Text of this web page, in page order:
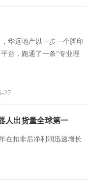
华远地产以一步一个脚印
台，跑通了一条“专业理
27
人出货量全球第一
在扣非后净利润迅速增长